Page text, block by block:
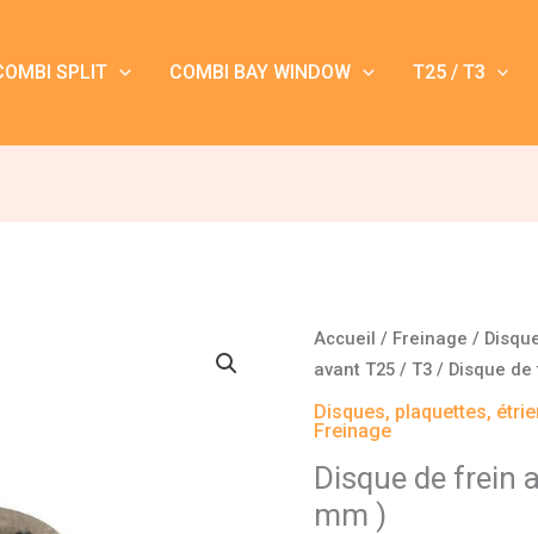
SPLIT COMBI BAY WINDOW T25 / T3
Accueil / Freinage /
avant T25 / T3 / Disque de
Disques, plaquettes,
Freinage
Disque de frein
mm )
quantité
de
Disque
de
frein
avant
T25